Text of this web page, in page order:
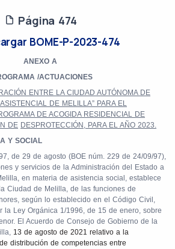
Página 474
BOME-P-2023-474
ANEXO A
/ACTUACIONES
ENTRE LA CIUDAD AUTÓNOMA DE
DE MELILLA” PARA EL
DE ACOGIDA RESIDENCIAL DE
DE DESPROTECCIÓN, PARA EL AÑO 2023.
Y SOCIAL
de 29 de agosto (BOE núm. 229 de 24/09/97),
y servicios de la Administración del Estado a
en materia de asistencia social, establece
Ciudad de Melilla, de las funciones de
según lo establecido en el Código Civil,
la Ley Orgánica 1/1996, de 15 de enero, sobre
El Acuerdo de Consejo de Gobierno de la
13 de agosto de 2021 relativo a la
distribución de competencias entre